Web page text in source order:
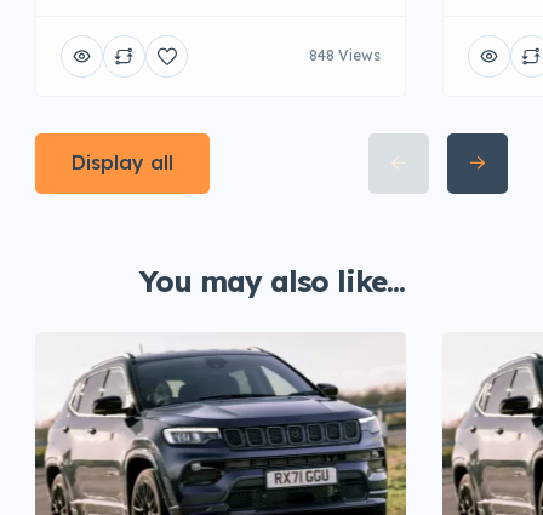
848 Views
Display all
You may also like...